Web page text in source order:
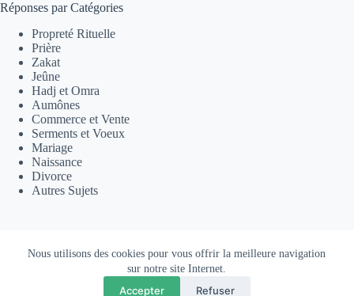
Nous utilisons des cookies pour vous offrir la meilleure navigation
sur notre site Internet.
Accepter Refuser
Réponses par Catégories
Propreté Rituelle
Prière
Zakat
Jeûne
Hadj et Omra
Aumônes
Commerce et Vente
Serments et Voeux
Mariage
Naissance
Divorce
Autres Sujets
Extranet